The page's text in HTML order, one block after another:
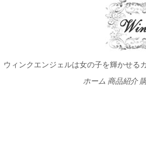
ウィンクエンジェルは女の子を輝かせる
ホーム 商品紹介